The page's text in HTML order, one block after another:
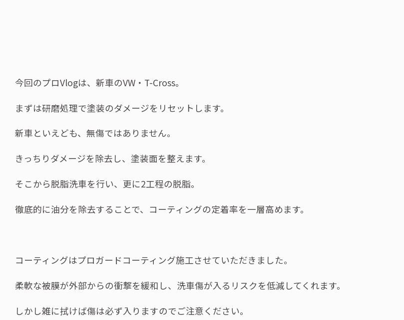
今回のプロVlogは、新車のVW・T-Cross。
まずは研磨処理で塗装のダメージをリセットします。
新車といえども、無傷ではありません。
きっちりダメージを除去し、塗装面を整えます。
そこから脱脂洗車を行い、更に2工程の脱脂。
徹底的に油分を除去することで、コーティングの定着率を一層高めます。
コーティングはプロガードコーティング施工させていただきました。
柔軟な被膜が外部からの衝撃を緩和し、洗車傷が入るリスクを低減してくれます。
しかし雑に拭けば傷は必ず入りますのでご注意ください。